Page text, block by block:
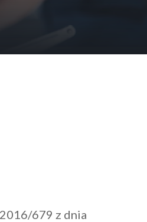
679 z dnia